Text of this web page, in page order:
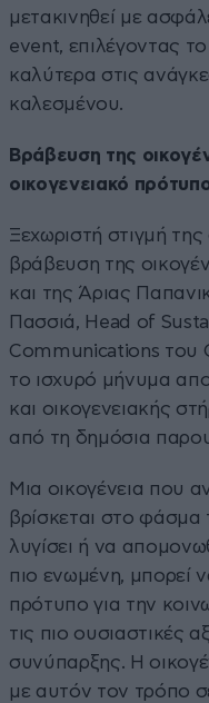
μετακινηθεί με
event, επιλέγοντας
καλύτερα στις
καλεσμένου.
Βράβευση της
οικογενειακό
Ξεχωριστή στιγμή
βράβευση της
και της Άριας
Πασσιά, Head of
Communications
το ισχυρό μήνυμα
και οικογενειακής
από τη δημόσια
Μια οικογένεια που
βρίσκεται στο φάσμα
λυγίσει ή να
πιο ενωμένη, μπορεί
πρότυπο για την
τις πιο ουσιαστικές
συνύπαρξης. Η
με αυτόν τον τρόπο